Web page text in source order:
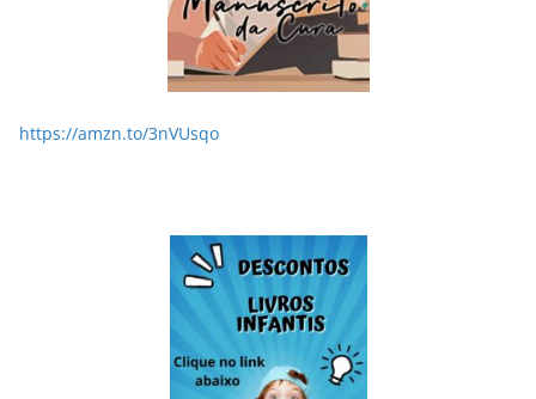
https://amzn.to/3nVUsqo